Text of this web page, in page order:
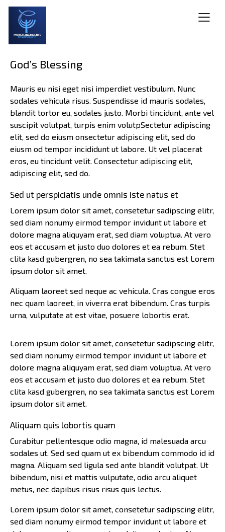
God’s Blessing
Mauris eu nisi eget nisi imperdiet vestibulum. Nunc
sodales vehicula risus. Suspendisse id mauris sodales,
blandit tortor eu, sodales justo. Morbi tincidunt, ante vel
suscipit volutpat, turpis enim volutpSectetur adipiscing
elit, sed do eiusm onsectetur adipiscing elit, sed do
eiusm od tempor incididunt ut labore. Ut vel placerat
eros, eu tincidunt velit. Consectetur adipiscing elit,
adipiscing elit, sed do.
Sed ut perspiciatis unde omnis iste natus et
Lorem ipsum dolor sit amet, consetetur sadipscing elitr,
sed diam nonumy eirmod tempor invidunt ut labore et
dolore magna aliquyam erat, sed diam voluptua. At vero
eos et accusam et justo duo dolores et ea rebum. Stet
clita kasd gubergren, no sea takimata sanctus est Lorem
ipsum dolor sit amet.
Aliquam laoreet sed neque ac vehicula. Cras congue eros
nec quam laoreet, in viverra erat bibendum. Cras turpis
urna, vulputate at est vitae, posuere lobortis erat.
Lorem ipsum dolor sit amet, consetetur sadipscing elitr,
sed diam nonumy eirmod tempor invidunt ut labore et
dolore magna aliquyam erat, sed diam voluptua. At vero
eos et accusam et justo duo dolores et ea rebum. Stet
clita kasd gubergren, no sea takimata sanctus est Lorem
ipsum dolor sit amet.
Aliquam quis lobortis quam
Curabitur pellentesque odio magna, id malesuada arcu
sodales ut. Sed sed quam ut ex bibendum commodo id id
magna. Aliquam sed ligula sed ante blandit volutpat. Ut
bibendum, nisi et mattis vulputate, odio arcu aliquet
metus, nec dapibus risus risus quis lectus.
Lorem ipsum dolor sit amet, consetetur sadipscing elitr,
sed diam nonumy eirmod tempor invidunt ut labore et